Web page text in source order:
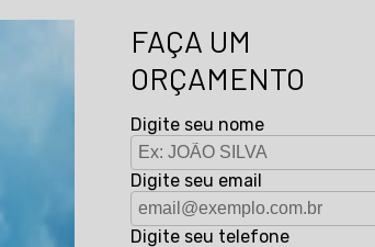
FAÇA UM
ORÇAMENTO
Digite seu nome
Digite seu email
Digite seu telefone